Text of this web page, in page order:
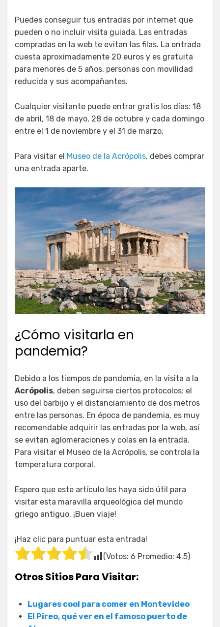
Puedes conseguir tus entradas por internet que
pueden o no incluir visita guiada. Las entradas
compradas en la web te evitan las filas. La entrada
cuesta aproximadamente 20 euros y es gratuita
para menores de 5 años, personas con movilidad
reducida y sus acompañantes.
Cualquier visitante puede entrar gratis los días: 18
de abril, 18 de mayo, 28 de octubre y cada domingo
entre el 1 de noviembre y el 31 de marzo.
Para visitar el Museo de la Acrópolis, debes comprar
una entrada aparte.
¿Cómo visitarla en
pandemia?
Debido a los tiempos de pandemia, en la visita a la
Acrópolis, deben seguirse ciertos protocolos: el
uso del barbijo y el distanciamiento de dos metros
entre las personas. En época de pandemia, es muy
recomendable adquirir las entradas por la web, así
se evitan aglomeraciones y colas en la entrada.
Para visitar el Museo de la Acrópolis, se controla la
temperatura corporal.
Espero que este artículo les haya sido útil para
visitar esta maravilla arqueológica del mundo
griego antiguo. ¡Buen viaje!
¡Haz clic para puntuar esta entrada!
(Votos: 6 Promedio: 4.5)
Otros Sitios Para Visitar:
Lugares cool para comer en Montevideo
El Pireo, qué ver en el famoso puerto de